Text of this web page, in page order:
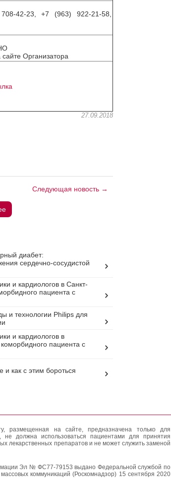
42-23, +7 (963) 922-21-58,
Организатора
27.09.2018
Следующая новость →
диабет:
сердечно-сосудистой
и кардиологов в Санкт-
пациента с
и технологии Philips для
и кардиологов в
пациента с
как с этим бороться
размещенная на сайте, предназначена только для
должна использоваться пациентами для принятия
лекарственных препаратов и не может служить заменой
Эл № ФС77-79153 выдано Федеральной службой по
коммуникаций (Роскомнадзор) 15 сентября 2020